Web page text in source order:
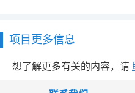
项目更多信息
想了解更多有关的内容，请